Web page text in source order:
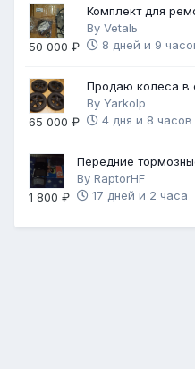
50 000 ₽
Комплект для
FB25
By Vetalь
8 дней и 9
65 000 ₽
Продаю колеса в
диски с НОВОЙ
By Yarkolp
4 дня и 8 часов
1 800 ₽
Передние
Brembo Gold
By RaptorHF
17 дней и 2 часа